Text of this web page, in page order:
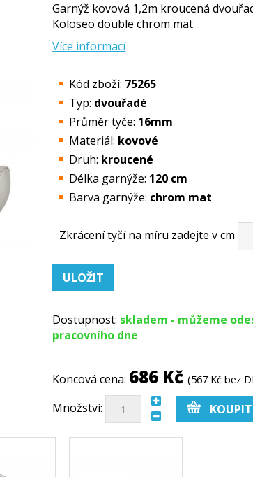
Garnýž kovová 1,2m kroucená
Koloseo double chrom mat
Více informací
Kód zboží: 75265
Typ: dvouřadé
Průměr tyče: 16mm
Materiál: kovové
Druh: kroucené
Délka garnýže: 120 cm
Barva garnýže: chrom mat
Zkrácení tyčí na míru zadejte v cm
Dostupnost: skladem - můžeme
pracovního dne
Koncová cena: 686 Kč (567 Kč bez
Množství: